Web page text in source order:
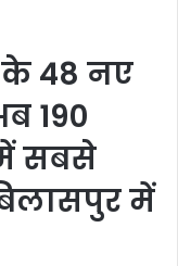
के 48 नए
190
सबसे
में